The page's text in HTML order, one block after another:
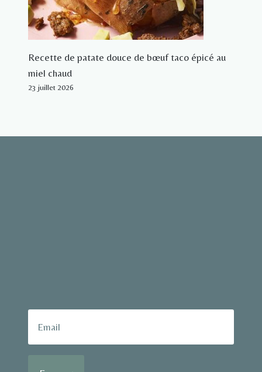
Recette de patate douce de bœuf taco épicé au
miel chaud
23 juillet 2026